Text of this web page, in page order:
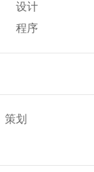
设计
程序
策划